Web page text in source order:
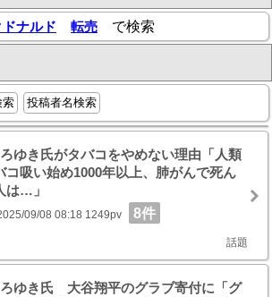
ドナルド 転売 で検索
索 投稿者名検索
ゆき氏がタバコをやめない理由「人類
コ吸い始め1000年以上、肺がんで死ん
は…」
09/08 08:18 1249pv 8件
話題
ゆき氏 大谷翔平のグラブ寄付に「グ